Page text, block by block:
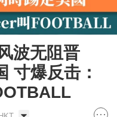
波无阻晋
寸爆反击：